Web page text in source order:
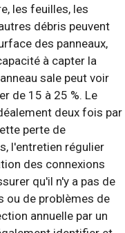
les feuilles, les
débris peuvent
des panneaux,
à capter la
sale peut voir
de 15 à 25 %. Le
deux fois par
perte de
l'entretien régulier
des connexions
qu'il n'y a pas de
ou de problèmes de
annuelle par un